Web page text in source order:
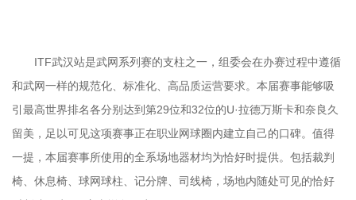
ITF武汉站是武网系列赛的支柱之一，组委会在办赛过程中遵循
和武网一样的规范化、标准化、高品质运营要求。本届赛事能够吸
引最高世界排名各分别达到第29位和32位的U·拉德万斯卡和奈良久
留美，足以可见这项赛事正在职业网球圈内建立自己的口碑。值得
一提，本届赛事所使用的全系场地器材均为恰好时提供。包括裁判
椅、休息椅、球网球柱、记分牌、司线椅，场地内随处可见的恰好